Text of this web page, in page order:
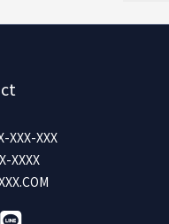
XXX-XXX
XXXX